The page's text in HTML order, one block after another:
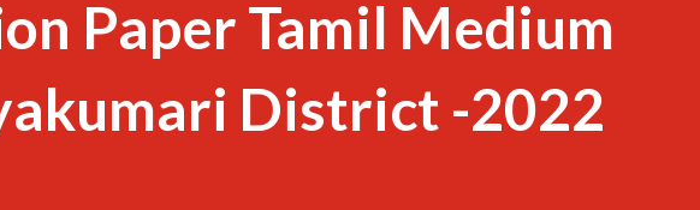
Paper Tamil Medium
District -2022